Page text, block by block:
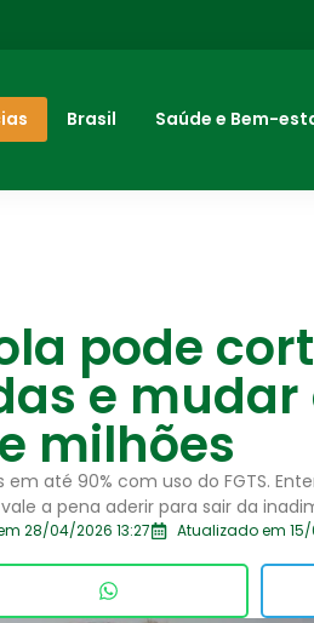
Brasil Saúde e Bem-
pode
e mudar
milhões
em até 90% com uso do FGTS.
a pena aderir para sair da
28/04/2026 13:27
Atualizado em